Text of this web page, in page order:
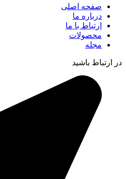
صفحه اصلی
درباره ما
ارتباط با ما
محصولات
مجله
در ارتباط باشید